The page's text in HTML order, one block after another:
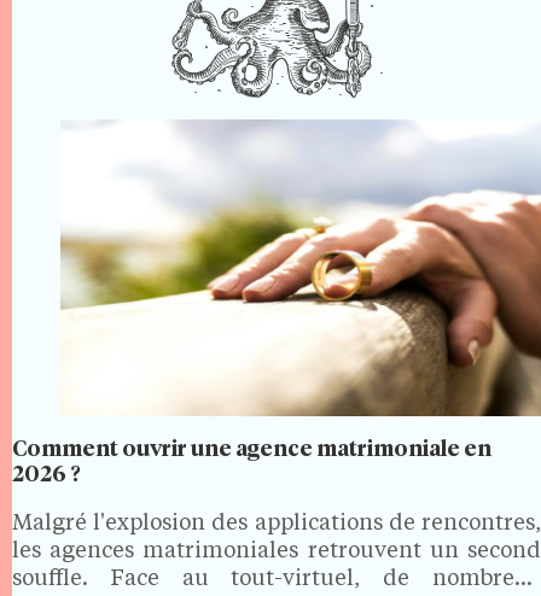
Comment ouvrir une agence matrimoniale en
2026 ?
Malgré l'explosion des applications de rencontres,
les agences matrimoniales retrouvent un second
souffle. Face au tout-virtuel, de nombreux